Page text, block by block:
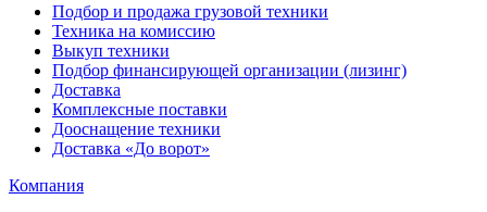
Подбор и продажа грузовой техники
Техника на комиссию
Выкуп техники
Подбор финансирующей организации (лизинг)
Доставка
Комплексные поставки
Дооснащение техники
Доставка «До ворот»
Компания